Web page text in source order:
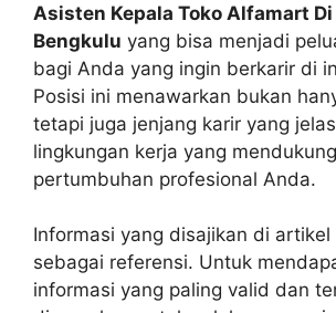
Asisten Kepala Toko Alfamart Di
Bengkulu yang bisa menjadi
bagi Anda yang ingin berkarir di
Posisi ini menawarkan bukan
tetapi juga jenjang karir yang
lingkungan kerja yang mendukung
pertumbuhan profesional Anda.
Informasi yang disajikan di
sebagai referensi. Untuk
informasi yang paling valid dan